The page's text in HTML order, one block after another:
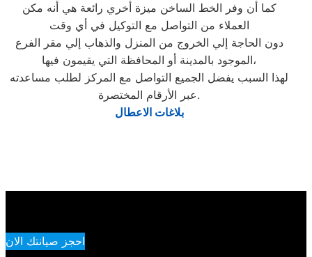
كما أن وفر الخط الساخن ميزة أخري رائعة هي أنه مكن
العملاء من التواصل مع التوكيل في أي وقت
دون الحاجة إلي الخروج من المنزل والذهاب إلي مقر الفرع
الموجود بالمدينة أو المحافظة التي يقيمون فيها،
لهذا السبب يفضل الجميع التواصل مع المركز لطلب مساعدته
عبر الأرقام المختصرة.
بلاغات الاعطال
احجز صيانتك الان